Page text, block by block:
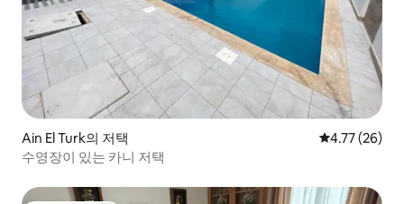
Ain El Turk의 저택 평점 4.77점
4.77 (26)
수영장이 있는 카니 저택